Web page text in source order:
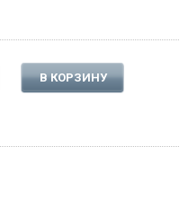
В КОРЗИНУ